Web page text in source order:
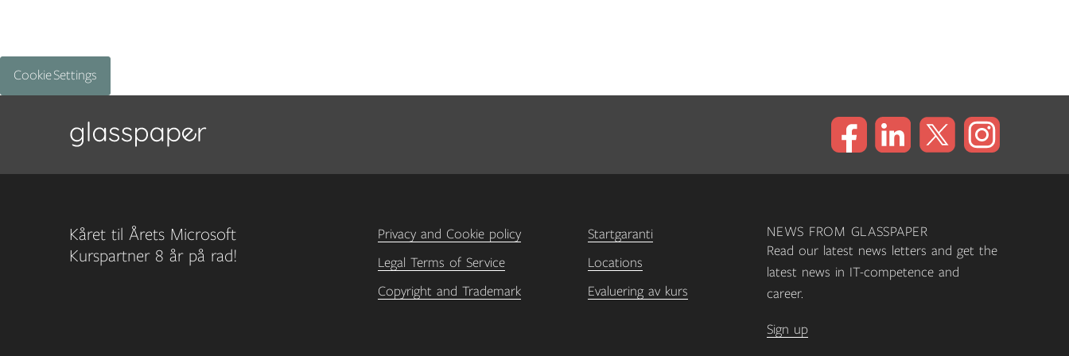
Cookie Settings
Kåret til Årets Microsoft
Kurspartner 8 år på rad!
Privacy and Cookie policy
Legal Terms of Service
Copyright and Trademark
Startgaranti
Locations
Evaluering av kurs
NEWS FROM GLASSPAPER
Read our latest news letters and get the
latest news in IT-competence and
career.
Sign up